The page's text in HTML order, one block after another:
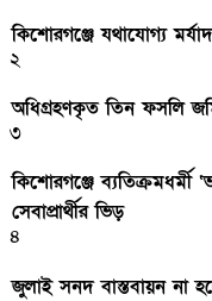
কিশোরগঞ্জে যথাযোগ্য
২
অধিগ্রহণকৃত তিন ফসলি
৩
কিশোরগঞ্জে ব্যতিক্রমধর্মী
সেবাপ্রার্থীর ভিড়
৪
জুলাই সনদ বাস্তবায়ন না